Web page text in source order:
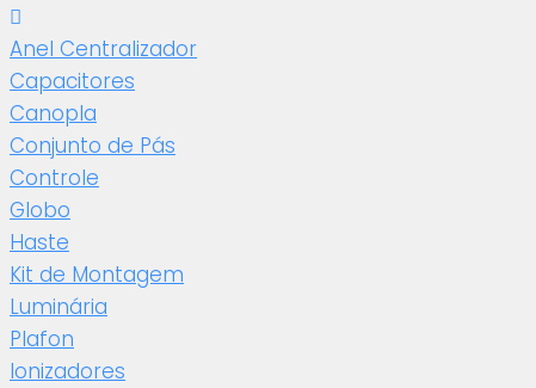
Anel Centralizador
Capacitores
Canopla
Conjunto de Pás
Controle
Globo
Haste
Kit de Montagem
Luminária
Plafon
Ionizadores